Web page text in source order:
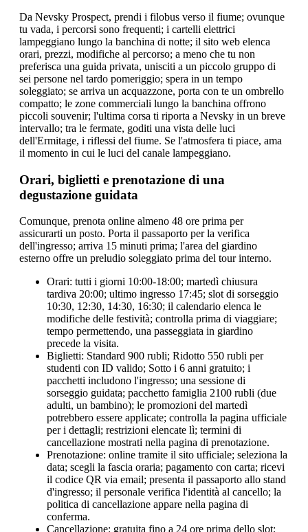
Da Nevsky Prospect, prendi i filobus verso il fiume; ovunque
tu vada, i percorsi sono frequenti; i cartelli elettrici
lampeggiano lungo la banchina di notte; il sito web elenca
orari, prezzi, modifiche al percorso; a meno che tu non
preferisca una guida privata, unisciti a un piccolo gruppo di
sei persone nel tardo pomeriggio; spera in un tempo
soleggiato; se arriva un acquazzone, porta con te un ombrello
compatto; le zone commerciali lungo la banchina offrono
piccoli souvenir; l'ultima corsa ti riporta a Nevsky in un breve
intervallo; tra le fermate, goditi una vista delle luci
dell'Ermitage, i riflessi del fiume. Se l'atmosfera ti piace, ama
il momento in cui le luci del canale lampeggiano.
Orari, biglietti e prenotazione di una
degustazione guidata
Comunque, prenota online almeno 48 ore prima per
assicurarti un posto. Porta il passaporto per la verifica
dell'ingresso; arriva 15 minuti prima; l'area del giardino
esterno offre un preludio soleggiato prima del tour interno.
Orari: tutti i giorni 10:00-18:00; martedì chiusura
tardiva 20:00; ultimo ingresso 17:45; slot di sorseggio
10:30, 12:30, 14:30, 16:30; il calendario elenca le
modifiche delle festività; controlla prima di viaggiare;
tempo permettendo, una passeggiata in giardino
precede la visita.
Biglietti: Standard 900 rubli; Ridotto 550 rubli per
studenti con ID valido; Sotto i 6 anni gratuito; i
pacchetti includono l'ingresso; una sessione di
sorseggio guidata; pacchetto famiglia 2100 rubli (due
adulti, un bambino); le promozioni del martedì
potrebbero essere applicate; controlla la pagina ufficiale
per i dettagli; restrizioni elencate lì; termini di
cancellazione mostrati nella pagina di prenotazione.
Prenotazione: online tramite il sito ufficiale; seleziona la
data; scegli la fascia oraria; pagamento con carta; ricevi
il codice QR via email; presenta il passaporto allo stand
d'ingresso; il personale verifica l'identità al cancello; la
politica di cancellazione appare nella pagina di
conferma.
Cancellazione: gratuita fino a 24 ore prima dello slot;